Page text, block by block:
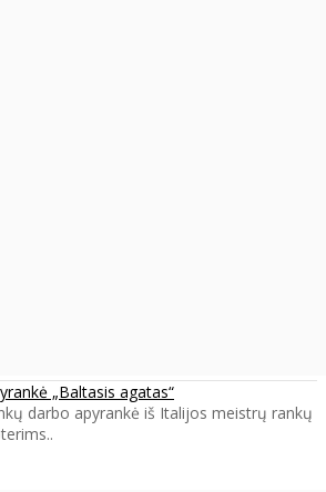
„Baltasis agatas“
darbo apyrankė iš Italijos meistrų rankų